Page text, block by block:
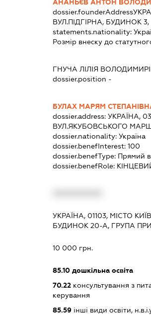
АНАНЬЄВ АНТОН
dossier.founderAddress
ВУЛ.ПІДГІРНА, БУДИНОК
statements.nationality:
Розмір внеску до
ГНУЧА ЛІЛІЯ
dossier.position -
БУЛАХ МАРЯМ
dossier.address: УКРАЇНА,
ВУЛ.ЯКУБОВСЬКОГО
dossier.nationality: Україна
dossier.benefInterest: 100
dossier.benefType: Прямий
dossier.benefRole:
УКРАЇНА, 01103, МІСТО
БУДИНОК 20-А, ГРУПА
10 000 грн.
85.10дошкільна освіта
70.22консультування з
керування
85.59інші види освіти,